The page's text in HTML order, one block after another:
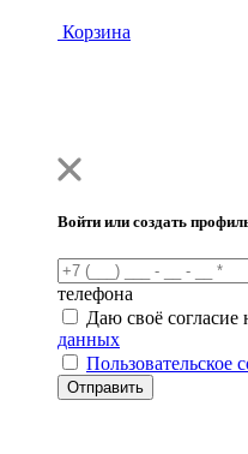
Корзина
Войти или создать
телефона
Даю своё согласие
данных
Пользовательское
Отправить